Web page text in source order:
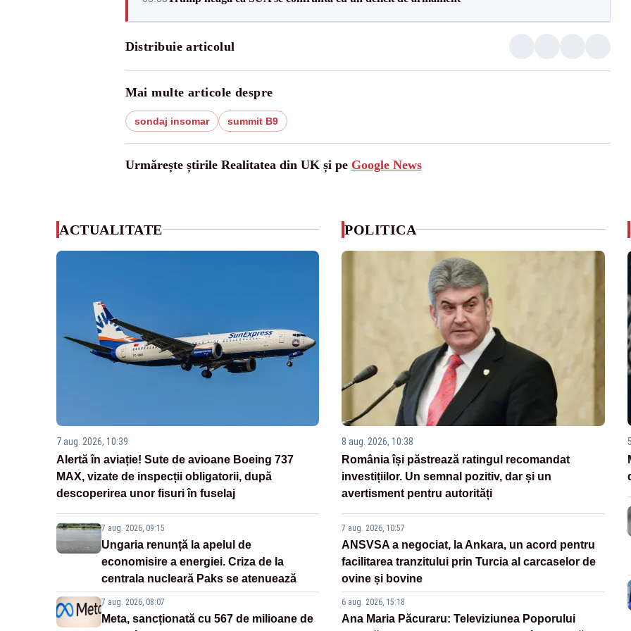
Distribuie articolul
Mai multe articole despre
sondaj insomar summit B9
Urmărește știrile Realitatea din UK și pe Google News
ACTUALITATE
7 aug. 2026, 10:39
Alertă în aviație! Sute de avioane Boeing 737
MAX, vizate de inspecții obligatorii, după
descoperirea unor fisuri în fuselaj
7 aug. 2026, 09:15
Ungaria renunță la apelul de
economisire a energiei. Criza de la
centrala nucleară Paks se atenuează
7 aug. 2026, 08:07
Meta, sancționată cu 567 de milioane de
POLITICA
8 aug. 2026, 10:38
România își păstrează ratingul recomandat
investițiilor. Un semnal pozitiv, dar și un
avertisment pentru autorități
7 aug. 2026, 10:57
ANSVSA a negociat, la Ankara, un acord pentru
facilitarea tranzitului prin Turcia al carcaselor de
ovine și bovine
6 aug. 2026, 15:18
Ana Maria Păcuraru: Televiziunea Poporului